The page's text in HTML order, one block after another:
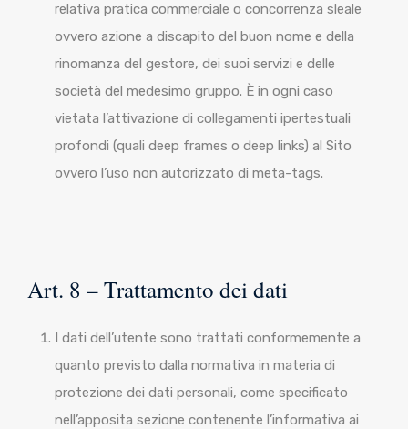
relativa pratica commerciale o concorrenza sleale
ovvero azione a discapito del buon nome e della
rinomanza del gestore, dei suoi servizi e delle
società del medesimo gruppo. È in ogni caso
vietata l’attivazione di collegamenti ipertestuali
profondi (quali deep frames o deep links) al Sito
ovvero l’uso non autorizzato di meta-tags.
Art. 8 – Trattamento dei dati
I dati dell’utente sono trattati conformemente a
quanto previsto dalla normativa in materia di
protezione dei dati personali, come specificato
nell’apposita sezione contenente l’informativa ai